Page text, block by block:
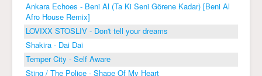
Ankara Echoes - Beni Al (Ta Ki Seni Görene Kadar) [Beni Al
Afro House Remix]
LOVIXX STOSLIV - Don't tell your dreams
Shakira - Dai Dai
Temper City - Self Aware
Sting / The Police - Shape Of My Heart